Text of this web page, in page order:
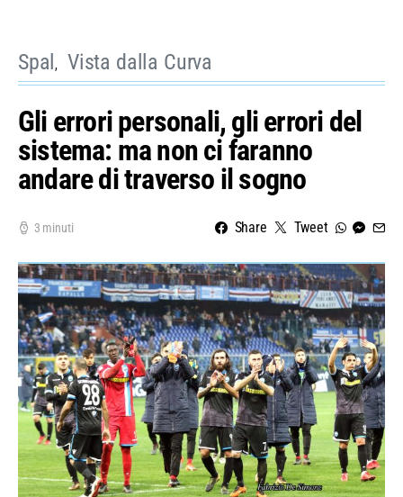
Spal Vista dalla Curva
Gli errori personali, gli errori del
sistema: ma non ci faranno
andare di traverso il sogno
3 minuti Share Tweet